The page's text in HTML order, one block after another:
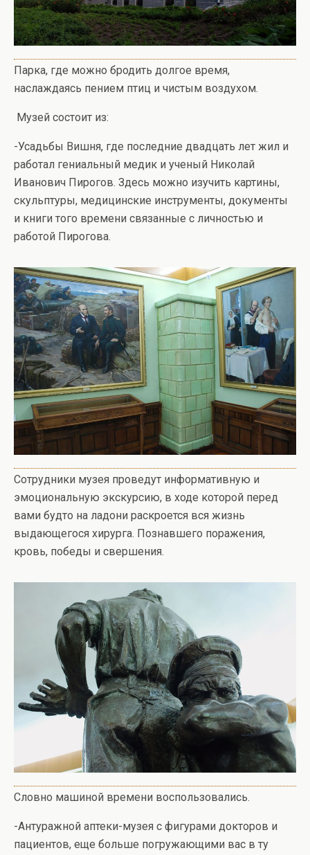
Парка, где можно бродить долгое время,
наслаждаясь пением птиц и чистым воздухом.
Музей состоит из:
-Усадьбы Вишня, где последние двадцать лет жил и
работал гениальный медик и ученый Николай
Иванович Пирогов. Здесь можно изучить картины,
скульптуры, медицинские инструменты, документы
и книги того времени связанные с личностью и
работой Пирогова.
Сотрудники музея проведут информативную и
эмоциональную экскурсию, в ходе которой перед
вами будто на ладони раскроется вся жизнь
выдающегося хирурга. Познавшего поражения,
кровь, победы и свершения.
Словно машиной времени воспользовались.
-Антуражной аптеки-музея с фигурами докторов и
пациентов, еще больше погружающими вас в ту